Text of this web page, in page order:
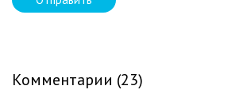
Комментарии (23)